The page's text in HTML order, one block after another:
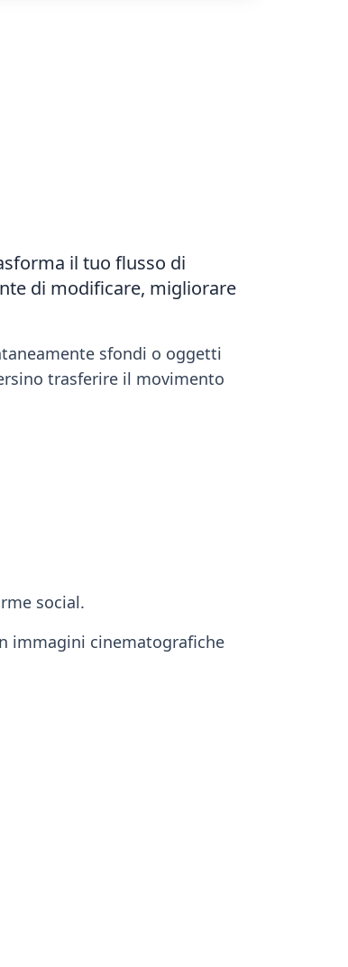
il tuo flusso di
di modificare, migliorare
sfondi o oggetti
trasferire il movimento
social.
immagini cinematografiche